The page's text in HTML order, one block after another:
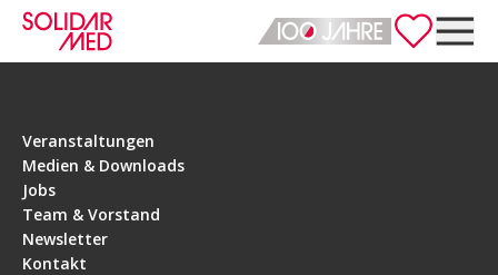
Deutsch
Veranstaltungen
Medien & Downloads
Jobs
Team & Vorstand
Newsletter
Kontakt